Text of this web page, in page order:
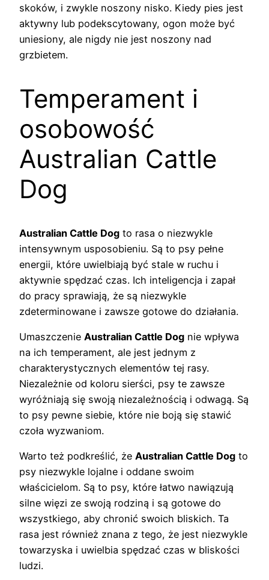
skoków, i zwykle noszony nisko. Kiedy pies jest
aktywny lub podekscytowany, ogon może być
uniesiony, ale nigdy nie jest noszony nad
grzbietem.
Temperament i
osobowość
Australian Cattle
Dog
Australian Cattle Dog to rasa o niezwykle
intensywnym usposobieniu. Są to psy pełne
energii, które uwielbiają być stale w ruchu i
aktywnie spędzać czas. Ich inteligencja i zapał
do pracy sprawiają, że są niezwykle
zdeterminowane i zawsze gotowe do działania.
Umaszczenie Australian Cattle Dog nie wpływa
na ich temperament, ale jest jednym z
charakterystycznych elementów tej rasy.
Niezależnie od koloru sierści, psy te zawsze
wyróżniają się swoją niezależnością i odwagą. Są
to psy pewne siebie, które nie boją się stawić
czoła wyzwaniom.
Warto też podkreślić, że Australian Cattle Dog to
psy niezwykle lojalne i oddane swoim
właścicielom. Są to psy, które łatwo nawiązują
silne więzi ze swoją rodziną i są gotowe do
wszystkiego, aby chronić swoich bliskich. Ta
rasa jest również znana z tego, że jest niezwykle
towarzyska i uwielbia spędzać czas w bliskości
ludzi.